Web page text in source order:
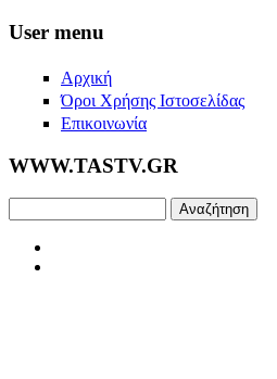
Skip to main content
User menu
Αρχική
Όροι Χρήσης Ιστοσελίδας
Επικοινωνία
WWW.TASTV.GR